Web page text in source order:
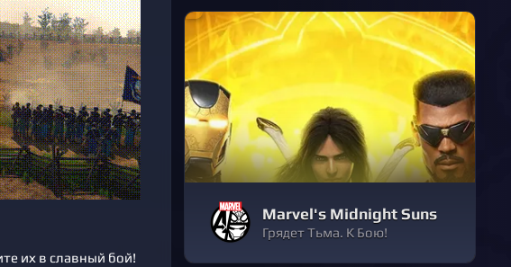
их в славный бой!
Marvel's Midnight Suns
Грядет Тьма. К Бою!